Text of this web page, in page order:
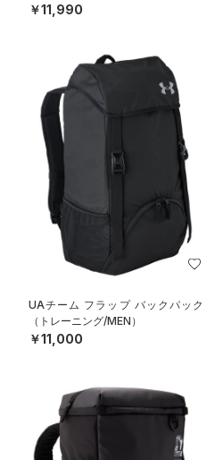
￥11,990
UAチーム フラップ バックパック
（トレーニング/MEN）
￥11,000